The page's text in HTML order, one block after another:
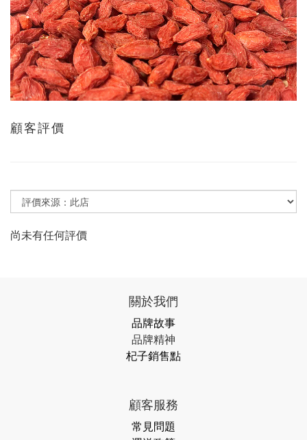
顧客評價
尚未有任何評價
關於我們
品牌故事
品牌精神
杞子銷售點
顧客服務
常見問題